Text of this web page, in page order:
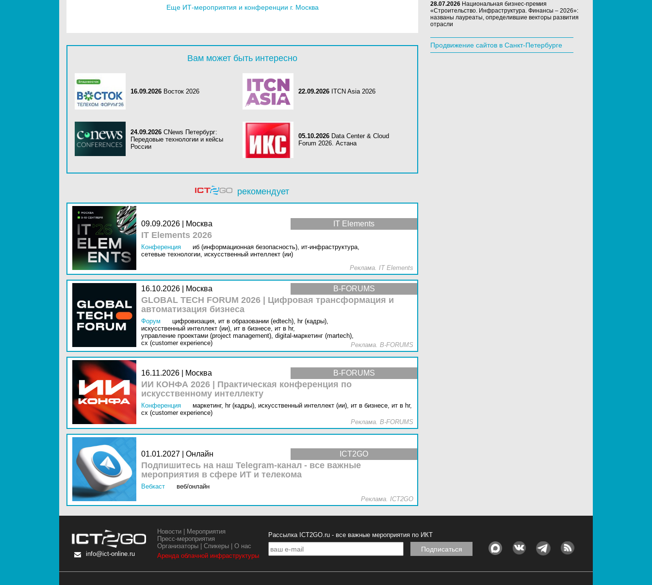
Еще ИТ-мероприятия и конференции г. Москва
Вам может быть интересно
16.09.2026 Восток 2026 22.09.2026 ITCN Asia 2026
24.09.2026 CNews Петербург:
Передовые технологии и кейсы
России
05.10.2026 Data Center & Cloud
Forum 2026. Астана
рекомендует
IT Elements
09.09.2026 | Москва
IT Elements 2026
Конференция иб (информационная безопасность), ит-инфраструктура,
сетевые технологии, искусственный интеллект (ии)
Реклама. IT Elements
B-FORUMS
16.10.2026 | Москва
GLOBAL TECH FORUM 2026 | Цифровая трансформация и
автоматизация бизнеса
Форум цифровизация, ит в образовании (edtech), hr (кадры),
искусственный интеллект (ии), ит в бизнесе, ит в hr,
управление проектами (project management), digital-маркетинг (martech),
cx (customer experience)
Реклама. B-FORUMS
B-FORUMS
16.11.2026 | Москва
ИИ КОНФА 2026 | Практическая конференция по
искусственному интеллекту
Конференция маркетинг, hr (кадры), искусственный интеллект (ии), ит в бизнесе, ит в hr,
cx (customer experience)
Реклама. B-FORUMS
ICT2GO
01.01.2027 | Онлайн
Подпишитесь на наш Telegram-канал - все важные
мероприятия в сфере ИТ и телекома
Вебкаст
веб/онлайн
Реклама. ICT2GO
28.07.2026 Национальная бизнес-премия
«Строительство. Инфраструктура. Финансы – 2026»:
названы лауреаты, определившие векторы развития
отрасли
Продвижение сайтов в Санкт-Петербурге
info@ict-online.ru
Новости
Мероприятия
Пресс-мероприятия
Организаторы |Спикеры |О нас
Аренда облачной инфраструктуры
Рассылка ICT2GO.ru - все важные мероприятия по ИКТ